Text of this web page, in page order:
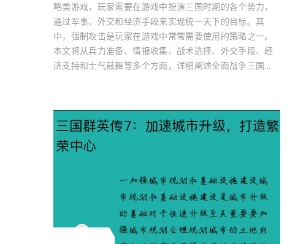
略类游戏，玩家需要在游戏中扮演三国时期的各个势力，
通过军事、外交和经济手段来实现统一天下的目标。其
中，强制攻击是玩家在游戏中常常需要使用的策略之一。
本文将从兵力准备、情报收集、战术选择、外交手段、经
济支持和士气鼓舞等多个方面，详细阐述全面战争三国...